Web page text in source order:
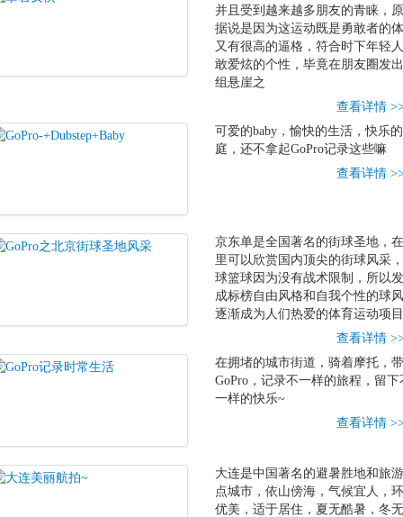
并且受到越来越多朋友的青睐，
据说是因为这运动既是勇敢者的
又有很高的逼格，符合时下年轻
敢爱炫的个性，毕竟在朋友圈发
组悬崖之
查看详情
可爱的baby，愉快的生活，快乐
庭，还不拿起GoPro记录这些嘛
查看详情
京东单是全国著名的街球圣地，
里可以欣赏国内顶尖的街球风采
球篮球因为没有战术限制，所以
成标榜自由风格和自我个性的球
逐渐成为人们热爱的体育运动项
查看详情
在拥堵的城市街道，骑着摩托，
GoPro，记录不一样的旅程，留下
一样的快乐~
查看详情
大连是中国著名的避暑胜地和旅
点城市，依山傍海，气候宜人，
优美，适于居住，夏无酷暑，冬